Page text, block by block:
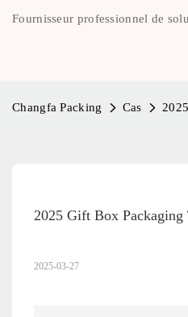
Fournisseur professionnel de
Changfa Packing Cas
2025 Gift Box
2025-03-27